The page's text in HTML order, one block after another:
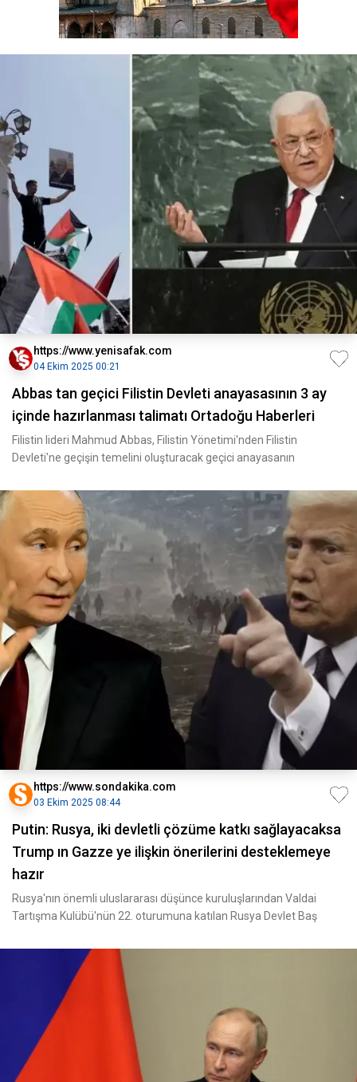
https://www.yenisafak.com
04 Ekim 2025 00:21
Abbas tan geçici Filistin Devleti anayasasının 3 ay
içinde hazırlanması talimatı Ortadoğu Haberleri
Filistin lideri Mahmud Abbas, Filistin Yönetimi'nden Filistin
Devleti'ne geçişin temelini oluşturacak geçici anayasanın
https://www.sondakika.com
03 Ekim 2025 08:44
Putin: Rusya, iki devletli çözüme katkı sağlayacaksa
Trump ın Gazze ye ilişkin önerilerini desteklemeye
hazır
Rusya'nın önemli uluslararası düşünce kuruluşlarından Valdai
Tartışma Kulübü'nün 22. oturumuna katılan Rusya Devlet Baş